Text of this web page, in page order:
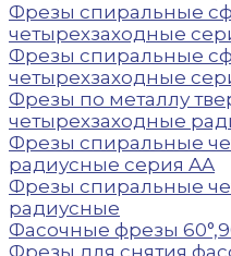
Фрезы спиральные
четырехзаходные
Фрезы спиральные
четырехзаходные
Фрезы по металлу
четырехзаходные
Фрезы спиральные
радиусные серия AA
Фрезы спиральные
радиусные
Фасочные фрезы
Фрезы для снятия